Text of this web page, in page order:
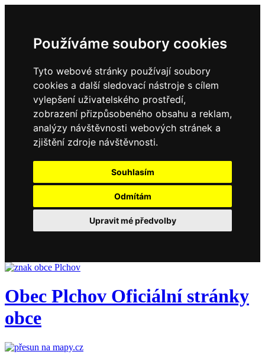
Používáme soubory cookies
Tyto webové stránky používají soubory
cookies a další sledovací nástroje s cílem
vylepšení uživatelského prostředí,
zobrazení přizpůsobeného obsahu a reklam,
analýzy návštěvnosti webových stránek a
zjištění zdroje návštěvnosti.
Souhlasím
Odmítám
Upravit mé předvolby
Obec Plchov Oficiální stránky
obce